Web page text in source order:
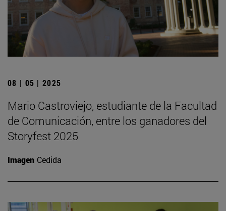
08 | 05 | 2025
Mario Castroviejo, estudiante de la Facultad
de Comunicación, entre los ganadores del
Storyfest 2025
Imagen Cedida